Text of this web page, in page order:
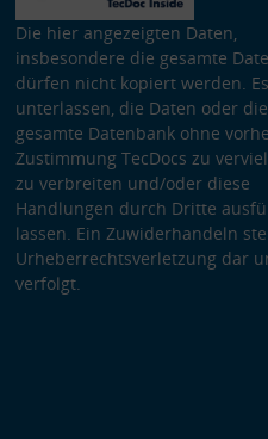
Die hier angezeigten Daten,
insbesondere die gesamte
dürfen nicht kopiert werden.
unterlassen, die Daten oder die
gesamte Datenbank ohne
Zustimmung TecDocs zu
zu verbreiten und/oder diese
Handlungen durch Dritte
lassen. Ein Zuwiderhandeln
Urheberrechtsverletzung dar
verfolgt.